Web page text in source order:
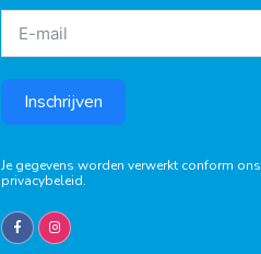
Inschrijven
Je gegevens worden verwerkt conform ons
privacybeleid.